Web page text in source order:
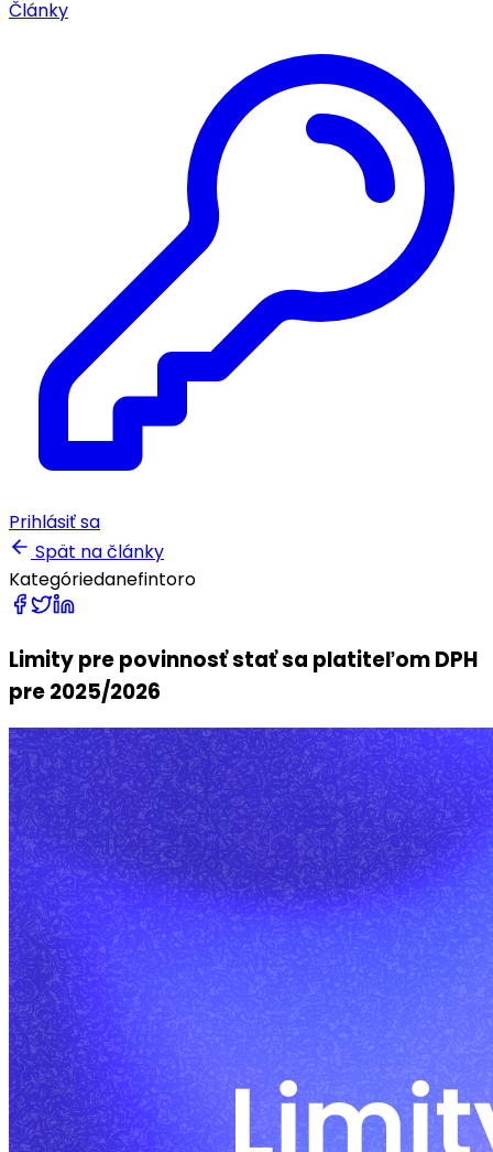
Články
Prihlásiť sa
Spät na články
Kategóriedanefintoro
Limity pre povinnosť stať sa platiteľom DPH
pre 2025/2026